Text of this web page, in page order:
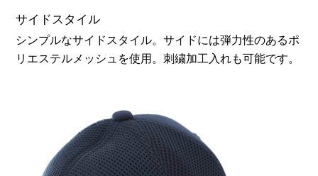
サイドスタイル
シンプルなサイドスタイル。サイドには弾力性のあるポ
リエステルメッシュを使用。刺繍加工入れも可能です。